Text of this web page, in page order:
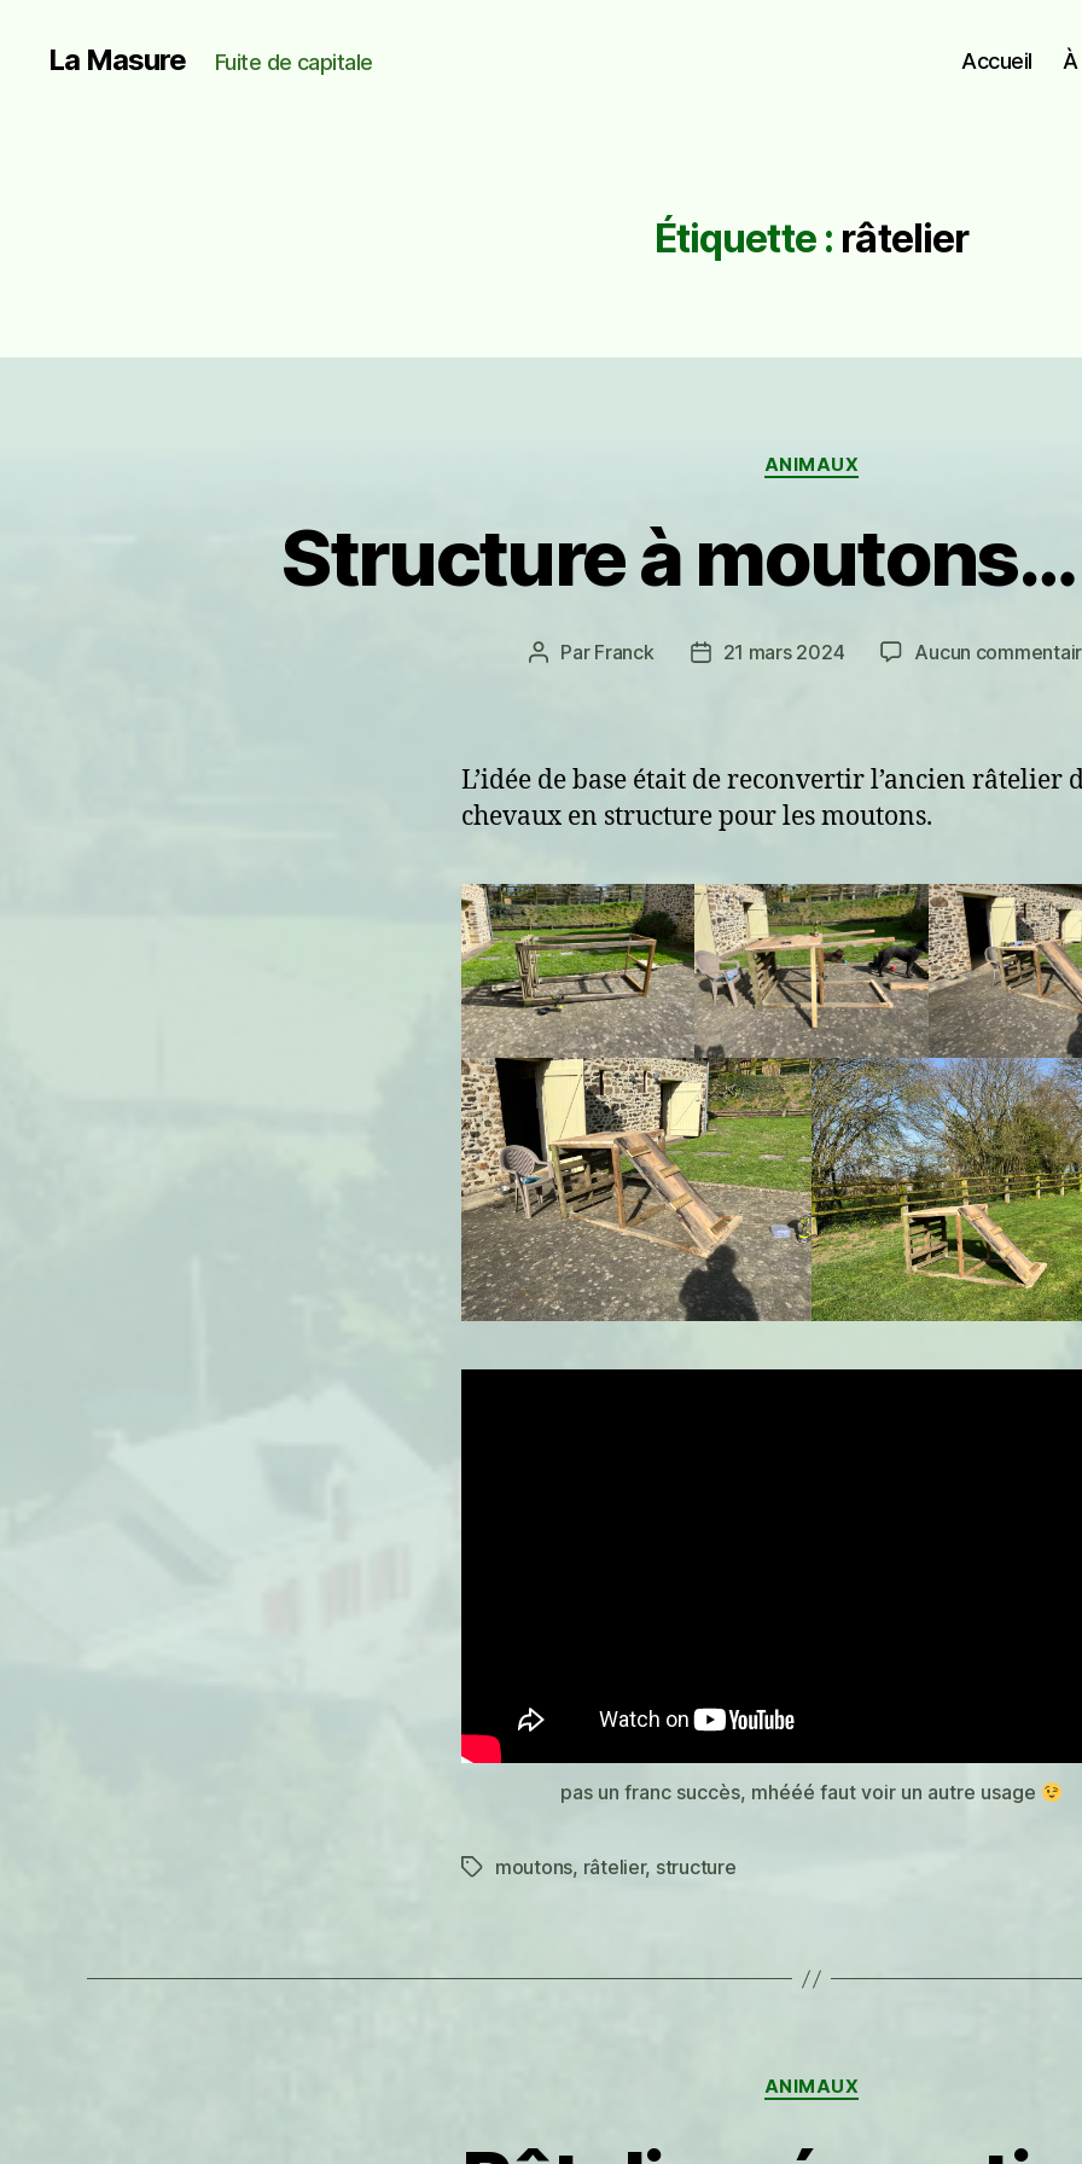
La Masure Fuite de capitale Accueil
Étiquette : râtelier
Catégories
ANIMAUX
Structure à moutons…
Auteur
Par Franck
Date21 mars 2024 Aucun
L’idée de base était de reconvertir l’ancien râtelier
chevaux en structure pour les moutons.
pas un franc succès, mhééé faut voir un autre usage
Étiquettes
moutons, râtelier, structure
Catégories
ANIMAUX